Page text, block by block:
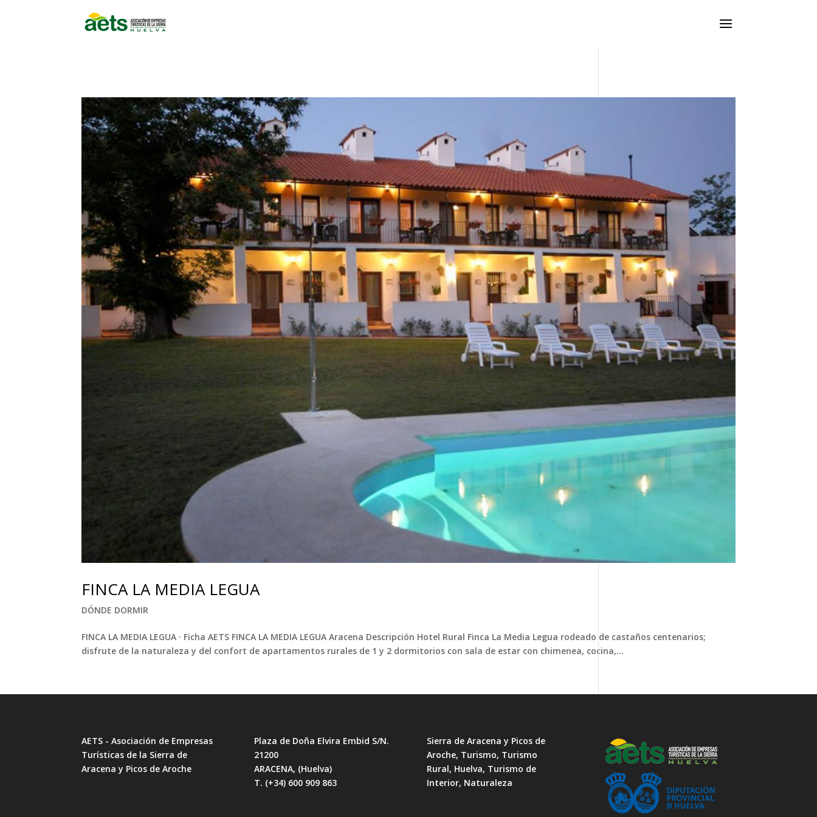
FINCA LA MEDIA LEGUA
DÓNDE DORMIR
FINCA LA MEDIA LEGUA · Ficha AETS FINCA LA MEDIA LEGUA Aracena Descripción Hotel Rural Finca La Media Legua rodeado de castaños centenarios;
disfrute de la naturaleza y del confort de apartamentos rurales de 1 y 2 dormitorios con sala de estar con chimenea, cocina,...
AETS - Asociación de Empresas
Turísticas de la Sierra de
Aracena y Picos de Aroche
Plaza de Doña Elvira Embid S/N.
21200
ARACENA, (Huelva)
T. (+34) 600 909 863
Sierra de Aracena y Picos de
Aroche, Turismo, Turismo
Rural, Huelva, Turismo de
Interior, Naturaleza